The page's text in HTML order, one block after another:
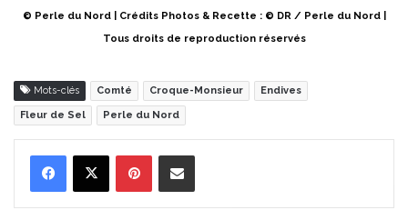
© Perle du Nord | Crédits Photos & Recette : © DR / Perle du Nord |
Tous droits de reproduction réservés
Mots-clés Comté Croque-Monsieur Endives
Fleur de Sel Perle du Nord